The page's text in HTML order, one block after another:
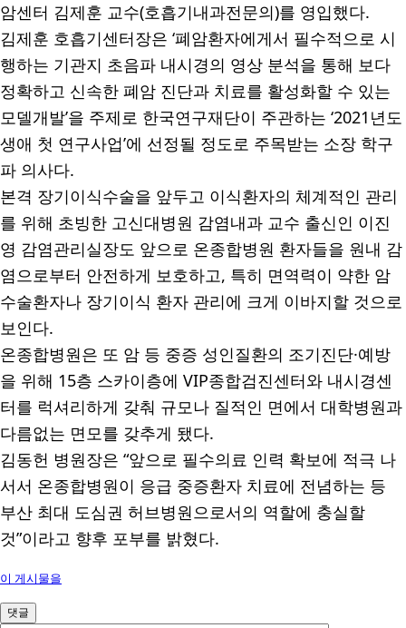
암센터 김제훈 교수(호흡기내과전문의)를 영입했다.
김제훈 호흡기센터장은 ‘폐암환자에게서 필수적으로 시
행하는 기관지 초음파 내시경의 영상 분석을 통해 보다
정확하고 신속한 폐암 진단과 치료를 활성화할 수 있는
모델개발’을 주제로 한국연구재단이 주관하는 ‘2021 년도
생애 첫 연구사업’에 선정될 정도로 주목받는 소장 학구
파 의사다.
본격 장기이식수술을 앞두고 이식환자의 체계적인 관리
를 위해 초빙한 고신대병원 감염내과 교수 출신인 이진
영 감염관리실장도 앞으로 온종합병원 환자들을 원내 감
염으로부터 안전하게 보호하고, 특히 면역력이 약한 암
수술환자나 장기이식 환자 관리에 크게 이바지할 것으로
보인다.
온종합병원은 또 암 등 중증 성인질환의 조기진단·예방
을 위해 15층 스카이층에 VIP종합검진센터와 내시경센
터를 럭셔리하게 갖춰 규모나 질적인 면에서 대학병원과
다름없는 면모를 갖추게 됐다.
김동헌 병원장은 “앞으로 필수의료 인력 확보에 적극 나
서서 온종합병원이 응급 중증환자 치료에 전념하는 등
부산 최대 도심권 허브병원으로서의 역할에 충실할
것”이라고 향후 포부를 밝혔다.
이 게시물을
댓글